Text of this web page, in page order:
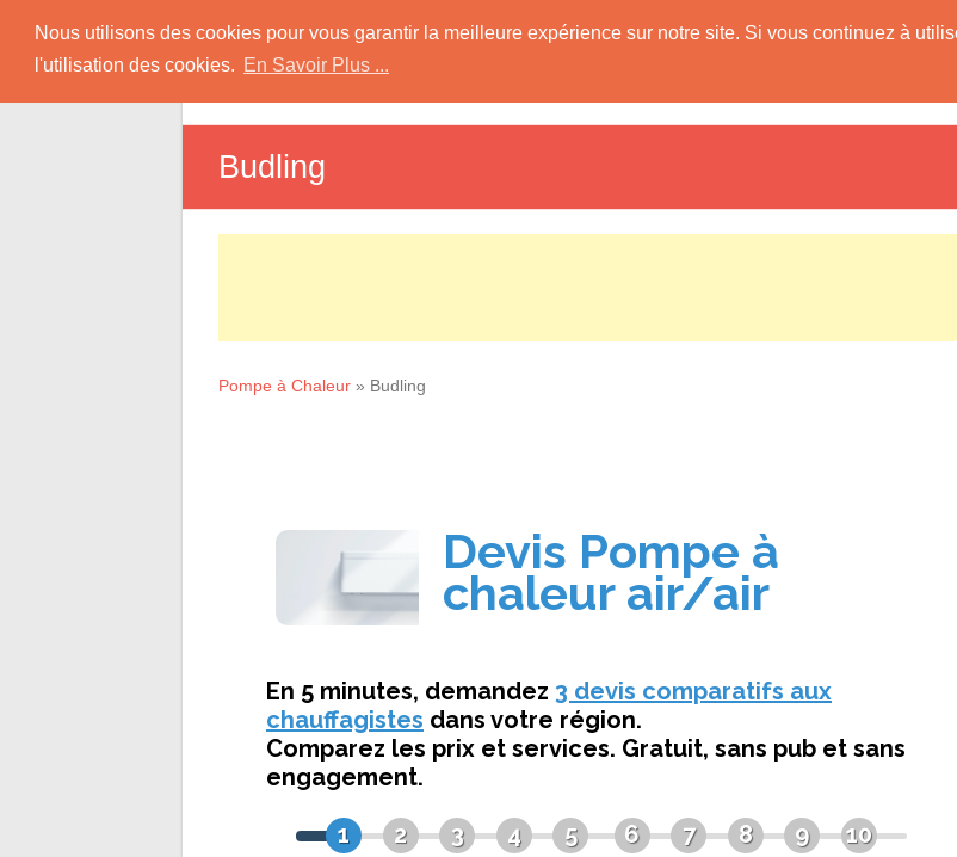
Nous utilisons des cookies pour vous garantir la meilleure expérience sur notre site. Si vous continuez à
l'utilisation des cookies. En Savoir Plus ...
content
Pompe à Chaleur
Informations sur les Pompes à Chaleur
Budling
Pompe à Chaleur » Budling